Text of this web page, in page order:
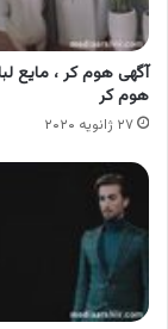
آگهی هوم کر ، مایع
هوم کر
۲۷ ژانویه ۲۰۲۰